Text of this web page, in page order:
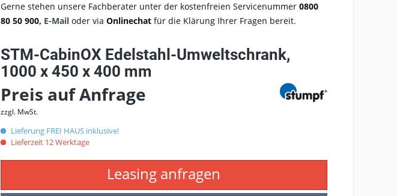
Gerne stehen unsere Fachberater unter der kostenfreien Servicenummer 0800
80 50 900, E-Mailoder via Onlinechatfür die Klärung Ihrer Fragen bereit.
STM-CabinOX Edelstahl-Umweltschrank,
1000 x 450 x 400 mm
Preis auf Anfrage
zzgl. MwSt.
Lieferung FREI HAUS inklusive!
Lieferzeit 12 Werktage
Leasing anfragen